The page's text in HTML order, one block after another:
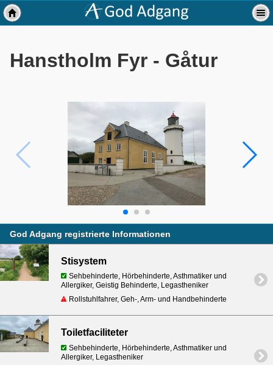
Hanstholm Fyr - Gåtur
God Adgang registrierte Informationen
Stisystem
Sehbehinderte, Hörbehinderte, Asthmatiker und
Allergiker, Geistig Behinderte, Legastheniker
Rollstuhlfahrer, Geh-, Arm- und Handbehinderte
Toiletfaciliteter
Sehbehinderte, Hörbehinderte, Asthmatiker und
Allergiker, Legastheniker